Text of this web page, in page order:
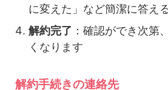
に変えた」など簡潔に答え
解約完了 ：確認ができ次第
くなります
解約手続きの連絡先